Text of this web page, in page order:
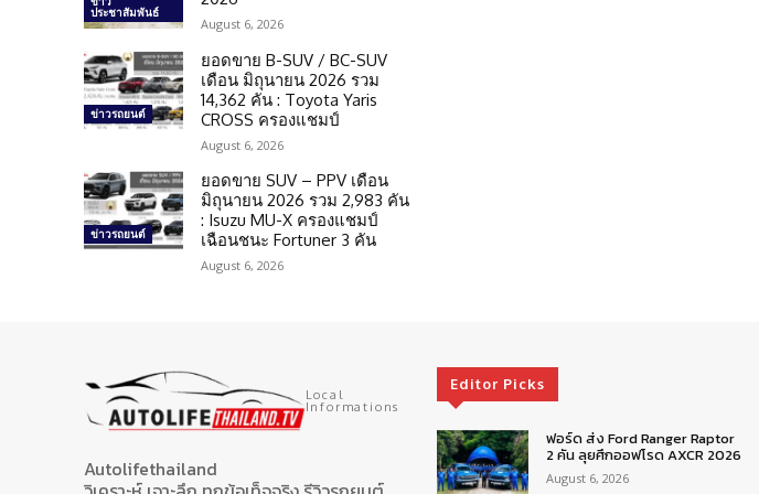
ประชาสัมพันธ์
August 6, 2026
ข่าวรถยนต์
ยอดขาย B-SUV / BC-SUV
เดือน มิถุนายน 2026 รวม
14,362 คัน : Toyota Yaris
CROSS ครองแชมป์
August 6, 2026
ข่าวรถยนต์
ยอดขาย SUV – PPV เดือน
มิถุนายน 2026 รวม 2,983 คัน
: Isuzu MU-X ครองแชมป์
เฉือนชนะ Fortuner 3 คัน
August 6, 2026
Local
Informations
Autolifethailand
Editor Picks
ฟอร์ด ส่ง Ford Ranger Raptor
2 คัน ลุยศึกออฟโรด AXCR 2026
August 6, 2026